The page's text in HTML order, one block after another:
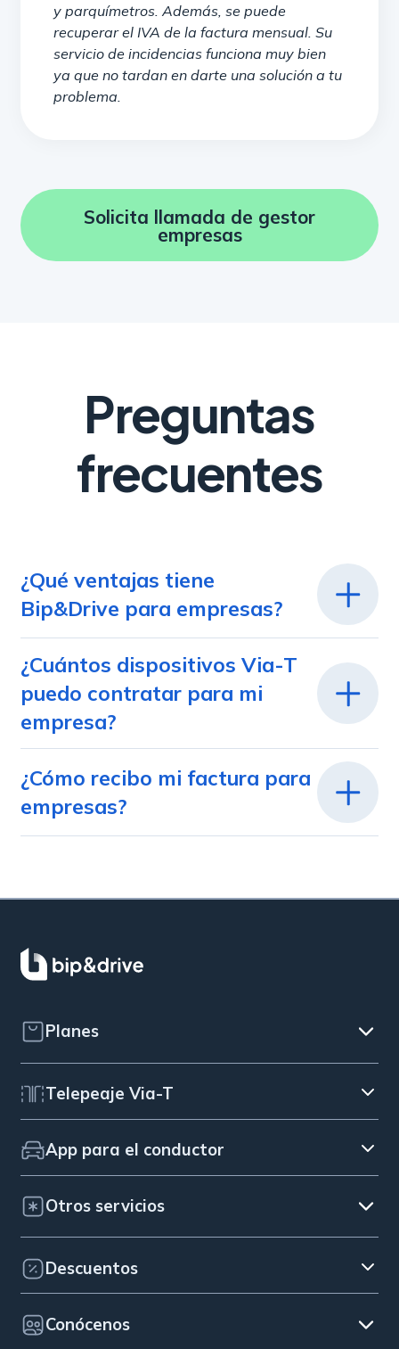
y parquímetros. Además, se puede
recuperar el IVA de la factura mensual. Su
servicio de incidencias funciona muy bien
ya que no tardan en darte una solución a tu
problema.
Solicita llamada de gestor
empresas
Preguntas
frecuentes
¿Qué ventajas tiene
Bip&Drive para empresas?
¿Cuántos dispositivos Via-T
puedo contratar para mi
empresa?
¿Cómo recibo mi factura para
empresas?
Planes
Telepeaje Via-T
App para el conductor
Otros servicios
Descuentos
Conócenos